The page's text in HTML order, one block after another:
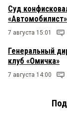
Суд
7 августа 15:01
Генеральный
клуб «Омичка»
7 августа 14:00